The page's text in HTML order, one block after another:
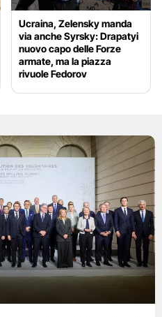
Ucraina, Zelensky manda
via anche Syrsky: Drapatyi
nuovo capo delle Forze
armate, ma la piazza
rivuole Fedorov